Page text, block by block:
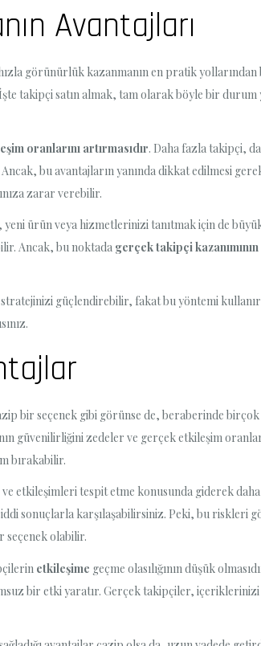
Avantajları
görünürlük kazanmanın en pratik
takipçi satın almak, tam olarak böyle bir
oranlarını artırmasıdır. Daha fazla takipçi,
bu avantajların yanında dikkat edilmesi
zarar verebilir.
yeni ürün veya hizmetlerinizi tanıtmak için de
Ancak, bu noktada gerçek takipçi kazanımının
güçlendirebilir, fakat bu yöntemi
bir seçenek gibi görünse de, beraberinde birçok
güvenilirliğini zedeler ve gerçek etkileşim
bırakabilir.
etkileşimleri tespit etme konusunda giderek
sonuçlarla karşılaşabilirsiniz. Peki, bu riskleri
seçenek olabilir.
etkileşime geçme olasılığının düşük
bir etki yaratır. Gerçek takipçiler,